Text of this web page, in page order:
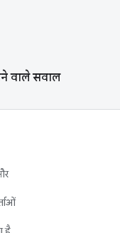
वाले सवाल